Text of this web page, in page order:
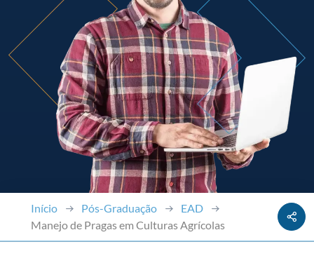
Início Pós-Graduação
EAD
Manejo de Pragas em Culturas Agrícolas